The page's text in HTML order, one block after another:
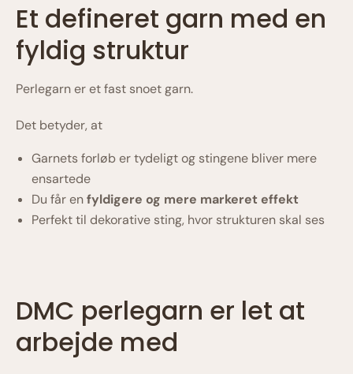
Et defineret garn med en
fyldig struktur
Perlegarn er et fast snoet garn.
Det betyder, at
Garnets forløb er tydeligt og stingene bliver mere
ensartede
Du får enfyldigere og mere markeret effekt
Perfekt til dekorative sting, hvor strukturen skal ses
DMC perlegarn er let at
arbejde med